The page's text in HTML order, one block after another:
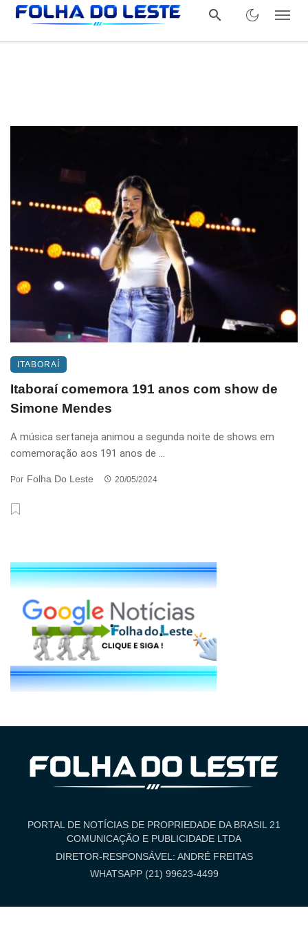
ITABORAÍ
Itaboraí comemora 191 anos com show de
Simone Mendes
A música sertaneja animou a segunda noite de shows em
comemoração aos 191 anos de ...
Por Folha Do Leste 20/05/2024
PORTAL DE NOTÍCIAS DE PROPRIEDADE DA BRASIL 21
COMUNICAÇÃO E PUBLICIDADE LTDA
DIRETOR-RESPONSÁVEL: ANDRÉ FREITAS
WHATSAPP (21) 99623-4499